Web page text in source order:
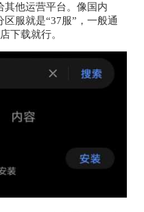
其他运营平台。像国内
服就是“37服”，一般通
下载就行。